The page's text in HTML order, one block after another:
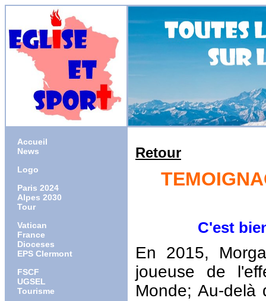
Accueil
News
Logo
Paris 2024
Alpes 2030
Tour
Vatican
France
Dioceses
EPS Clermont
FSCF
UGSEL
Tourisme
Retour
C'est bien
En 2015,
joueuse de
Monde; Au-